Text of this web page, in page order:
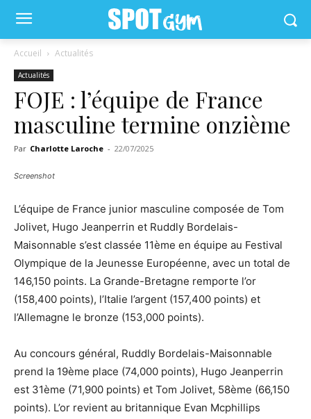
Accueil Actualités
Actualités
FOJE : l’équipe de France
masculine termine onzième
Par Charlotte Laroche - 22/07/2025
Screenshot
L’équipe de France junior masculine composée de Tom
Jolivet, Hugo Jeanperrin et Ruddly Bordelais-
Maisonnable s’est classée 11ème en équipe au Festival
Olympique de la Jeunesse Européenne, avec un total de
146,150 points. La Grande-Bretagne remporte l’or
(158,400 points), l’Italie l’argent (157,400 points) et
l’Allemagne le bronze (153,000 points).
Au concours général, Ruddly Bordelais-Maisonnable
prend la 19ème place (74,000 points), Hugo Jeanperrin
est 31ème (71,900 points) et Tom Jolivet, 58ème (66,150
points). L’or revient au britannique Evan Mcphillips